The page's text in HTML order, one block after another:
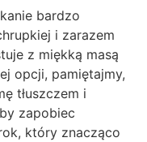
bardzo
i zarazem
z miękką masą
opcji, pamiętajmy,
tłuszczem i
zapobiec
który znacząco